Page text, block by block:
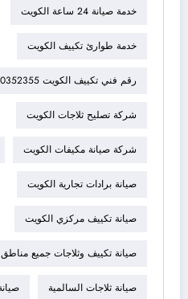
خدمة صيانة 24 ساعة الكويت
خدمة طوارئ تكييف الكويت
رقم فني تكييف الكويت 60352355
شركة تصليح ثلاجات الكويت
شركة صيانة مكيفات الكويت
صيانة برادات تجارية الكويت
صيانة تكييف مركزي الكويت
صيانة تكييف وثلاجات جميع
صيانة ثلاجات السالمية